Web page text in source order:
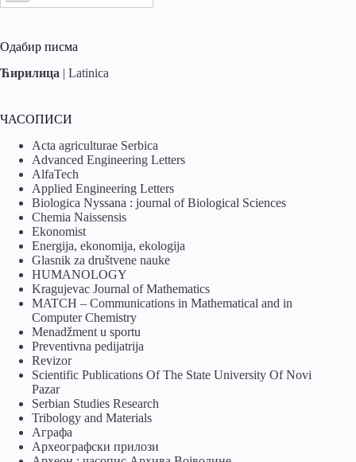
Одабир писма
Ћирилица | Latinica
ЧАСОПИСИ
Acta agriculturae Serbica
Advanced Engineering Letters
AlfaTech
Applied Engineering Letters
Biologica Nyssana : journal of Biological Sciences
Chemia Naissensis
Ekonomist
Energija, ekonomija, ekologija
Glasnik za društvene nauke
HUMANOLOGY
Kragujevac Journal of Mathematics
MATCH – Communications in Mathematical and in
Computer Chemistry
Menadžment u sportu
Preventivna pedijatrija
Revizor
Scientific Publications Of The State University Of Novi
Pazar
Serbian Studies Research
Tribology and Materials
Аграфа
Археографски прилози